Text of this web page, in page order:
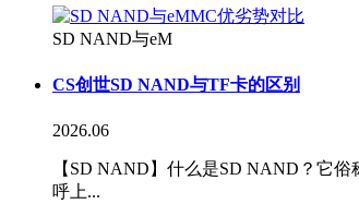
SD NAND与eM
CS创世SD NAND与TF卡的区别
2026.06
【SD NAND】什么是SD NAND？它
呼上...